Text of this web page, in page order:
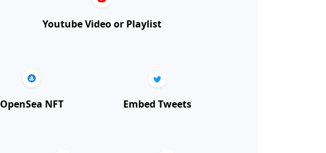
Youtube Video or Playlist
OpenSea NFT Embed Tweets